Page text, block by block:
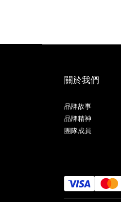
關於我們
品牌故事
品牌精神
團隊成員